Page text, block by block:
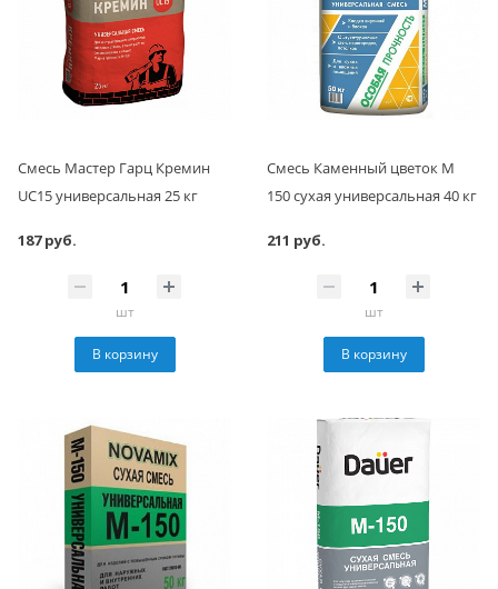
Смесь Мастер Гарц Кремин
UC15 универсальная 25 кг
187 руб.
шт
В корзину
Смесь Каменный цветок М
150 сухая универсальная 40 кг
211 руб.
шт
В корзину